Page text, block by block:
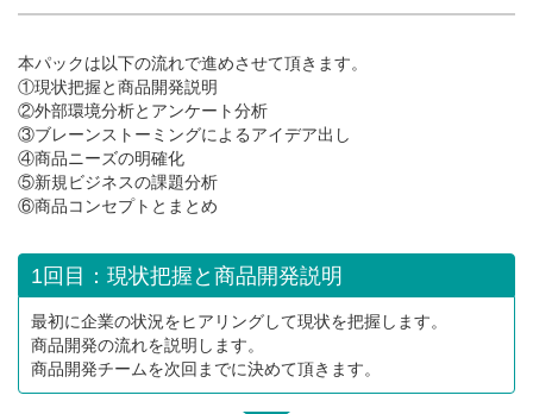
本パックは以下の流れで進めさせて頂きます。
①現状把握と商品開発説明
②外部環境分析とアンケート分析
③ブレーンストーミングによるアイデア出し
④商品ニーズの明確化
⑤新規ビジネスの課題分析
⑥商品コンセプトとまとめ
1回目：現状把握と商品開発説明
最初に企業の状況をヒアリングして現状を把握します。
商品開発の流れを説明します。
商品開発チームを次回までに決めて頂きます。